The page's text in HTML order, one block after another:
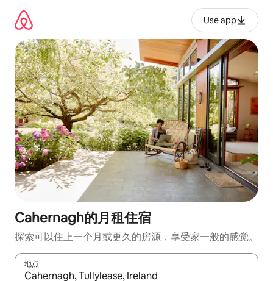
Use app
Cahernagh的月租住宿
探索可以住上一个月或更久的房源，享受家一般的感觉。
地点
如有搜索结果，请使用上下方向键查看，或通过点击或滑动手势